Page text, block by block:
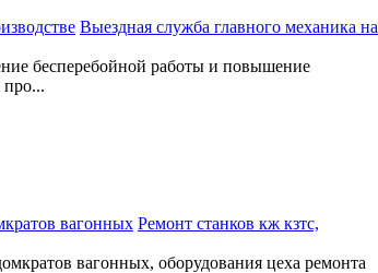
Выездная служба главного механика на
бесперебойной работы и повышение
про...
Ремонт станков кж кзтс,
вагонных, оборудования цеха ремонта